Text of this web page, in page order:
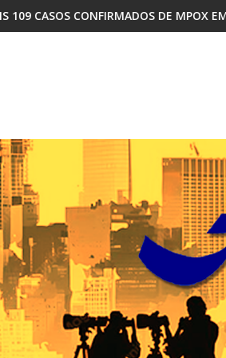
MPOX EM CABINDA COMO A